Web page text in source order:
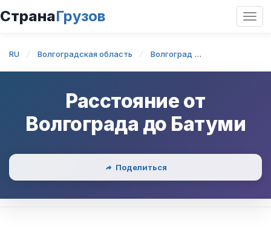
СтранаГрузов
RU Волгоградская область Волгоград
Расстояние от
Волгограда до Батуми
Поделиться